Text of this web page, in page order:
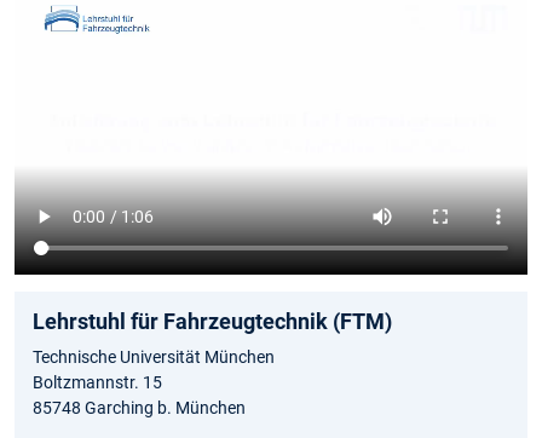
Lehrstuhl für Fahrzeugtechnik (FTM)
Technische Universität München
Boltzmannstr. 15
85748 Garching b. München